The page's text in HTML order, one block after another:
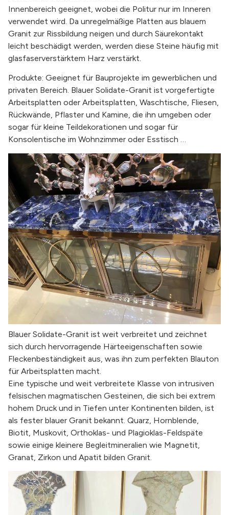
Innenbereich geeignet, wobei die Politur nur im Inneren
verwendet wird. Da unregelmäßige Platten aus blauem
Granit zur Rissbildung neigen und durch Säurekontakt
leicht beschädigt werden, werden diese Steine häufig mit
glasfaserverstärktem Harz verstärkt.
Produkte: Geeignet für Bauprojekte im gewerblichen und
privaten Bereich. Blauer Solidate-Granit ist vorgefertigte
Arbeitsplatten oder Arbeitsplatten, Waschtische, Fliesen,
Rückwände, Pflaster und Kamine, die ihn umgeben oder
sogar für kleine Teildekorationen und sogar für
Konsolentische im Wohnzimmer oder Esstisch …
Blauer Solidate-Granit ist weit verbreitet und zeichnet
sich durch hervorragende Härteeigenschaften sowie
Fleckenbeständigkeit aus, was ihn zum perfekten Blauton
für Arbeitsplatten macht.
Eine typische und weit verbreitete Klasse von intrusiven
felsischen magmatischen Gesteinen, die sich bei extrem
hohem Druck und in Tiefen unter Kontinenten bilden, ist
als fester blauer Granit bekannt. Quarz, Hornblende,
Biotit, Muskovit, Orthoklas- und Plagioklas-Feldspäte
sowie einige kleinere Begleitmineralien wie Magnetit,
Granat, Zirkon und Apatit bilden Granit.